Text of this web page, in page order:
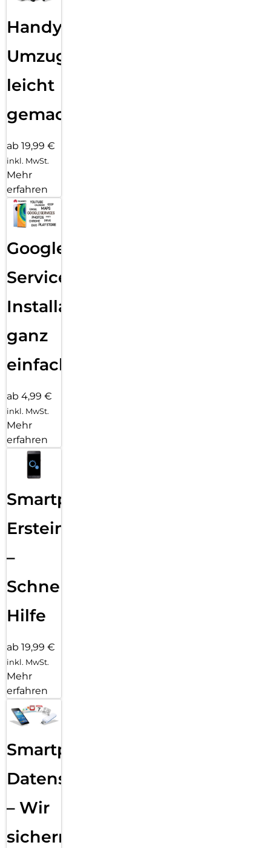
Handy
Umzug
leicht
gemacht!
ab 19,99 €
inkl. MwSt.
Mehr
erfahren
Google
Services
Installation
ganz
einfach
ab 4,99 €
inkl. MwSt.
Mehr
erfahren
Smartphone
Ersteinrichtung
–
Schnelle
Hilfe
ab 19,99 €
inkl. MwSt.
Mehr
erfahren
Smartphone
Datensicherung
– Wir
sichern